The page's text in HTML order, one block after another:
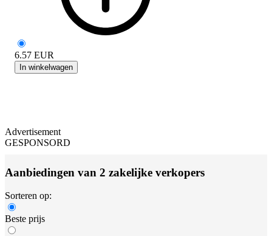
6.57 EUR
In winkelwagen
Advertisement
GESPONSORD
Aanbiedingen van 2 zakelijke verkopers
Sorteren op:
Beste prijs